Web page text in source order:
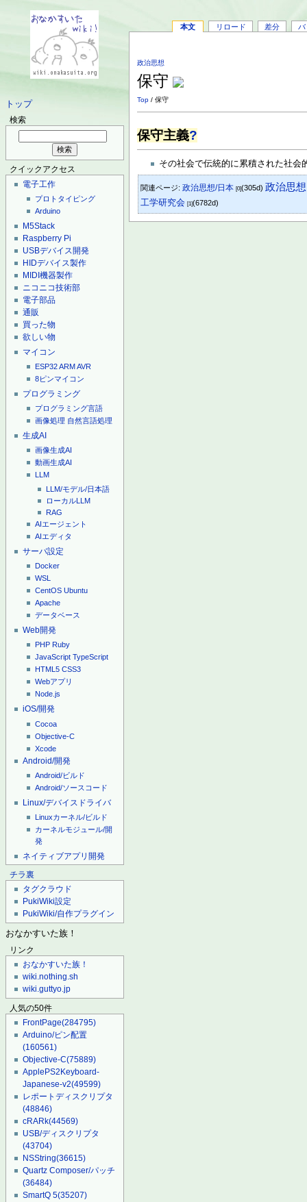
トップ
検索
クイックアクセス
電子工作
プロトタイピング
Arduino
M5Stack
Raspberry Pi
USBデバイス開発
HIDデバイス製作
MIDI機器製作
ニコニコ技術部
電子部品
通販
買った物
欲しい物
マイコン
ESP32ARMAVR
8ピンマイコン
プログラミング
プログラミング言語
画像処理 自然言語処理
生成AI
画像生成AI
動画生成AI
LLM
LLM/モデル/日本語
ローカルLLM
RAG
AIエージェント
AIエディタ
サーバ設定
Docker
WSL
CentOS Ubuntu
Apache
データベース
Web開発
PHP Ruby
JavaScript TypeScript
HTML5 CSS3
Webアプリ
Node.js
iOS/開発
Cocoa
Objective-C
Xcode
Android/開発
Android/ビルド
Android/ソースコード
Linux/デバイスドライバ
Linuxカーネル/ビルド
カーネルモジュール/開
発
ネイティブアプリ開発
チラ裏
タグクラウド
PukiWiki設定
PukiWiki/自作プラグイン
おなかすいた族！
リンク
おなかすいた族！
wiki.nothing.sh
wiki.guttyo.jp
人気の50件
FrontPage(284795)
Arduino/ピン配置
(160561)
Objective-C(75889)
ApplePS2Keyboard-
Japanese-v2(49599)
レポートディスクリプタ
(48846)
cRARk(44569)
USB/ディスクリプタ
(43704)
NSString(36615)
Quartz Composer/パッチ
(36484)
SmartQ 5(35207)
本文 リロード 差分 バ
政治思想
保守
Top / 保守
保守主義?
その社会で伝統的に累積された社会
関連ページ:政治思想/日本 [0](305d) 政治思想
工学研究会 [1](6782d)